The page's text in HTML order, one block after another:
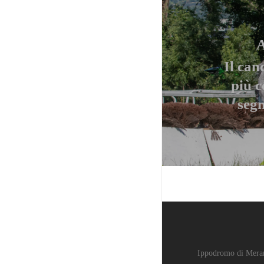
Il
più
Ippodromo di